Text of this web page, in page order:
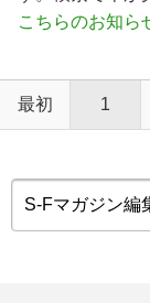
こちらのお知ら
最初 1